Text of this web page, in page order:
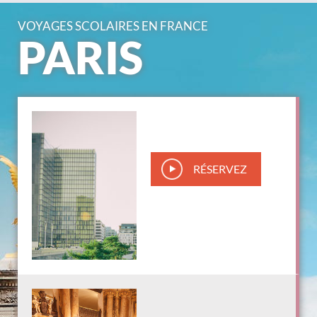
VOYAGES SCOLAIRES EN FRANCE
PARIS
RÉSERVEZ